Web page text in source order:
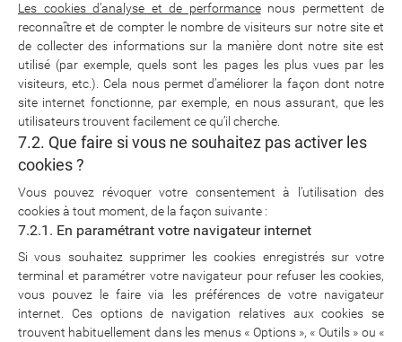
Les cookies d’analyse et de performancenous permettent de
reconnaître et de compter le nombre de visiteurs sur notre site et
de collecter des informations sur la manière dont notre site est
utilisé (par exemple, quels sont les pages les plus vues par les
visiteurs, etc.). Cela nous permet d’améliorer la façon dont notre
site internet fonctionne, par exemple, en nous assurant, que les
utilisateurs trouvent facilement ce qu’il cherche.
7.2. Que faire si vous ne souhaitez pas activer les
cookies ?
Vous pouvez révoquer votre consentement à l’utilisation des
cookies à tout moment, de la façon suivante :
7.2.1. En paramétrant votre navigateur internet
Si vous souhaitez supprimer les cookies enregistrés sur votre
terminal et paramétrer votre navigateur pour refuser les cookies,
vous pouvez le faire via les préférences de votre navigateur
internet. Ces options de navigation relatives aux cookies se
trouvent habituellement dans les menus « Options », « Outils » ou «